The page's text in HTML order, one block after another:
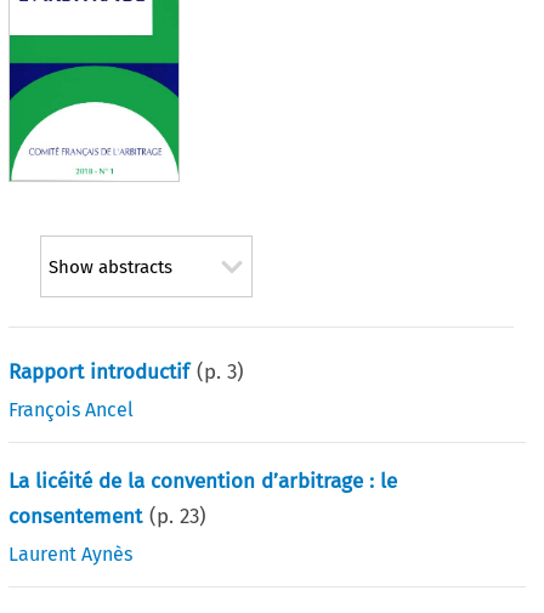
Show abstracts
Rapport introductif (p.3)
François Ancel
La licéité de la convention d’arbitrage : le
consentement (p.23)
Laurent Aynès